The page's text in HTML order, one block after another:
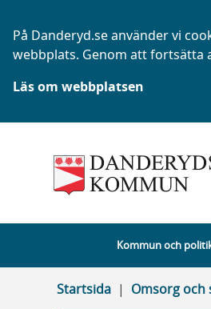
På Danderyd.se använder vi
webbplats. Genom att fortsätta
Läs om webbplatsen
Kommun och
Startsida Omsorg och